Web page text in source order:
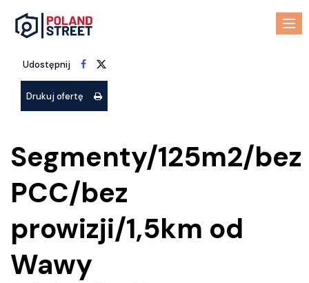
Udostępnij
Drukuj ofertę
Segmenty/125m2/bez
PCC/bez
prowizji/1,5km od
Wawy